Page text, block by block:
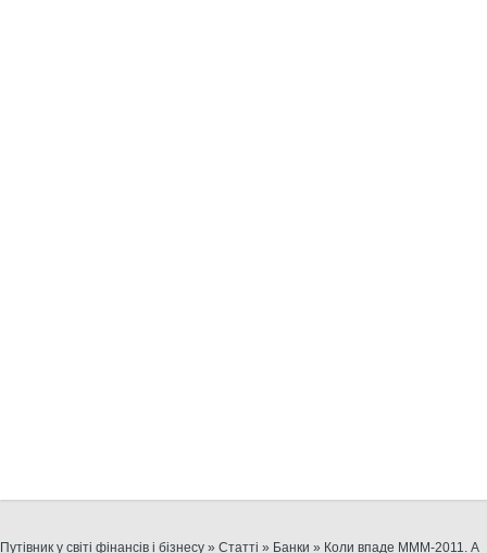
Путівник у світі фінансів і бізнесу » Статті » Банки » Коли впаде МММ-2011. А